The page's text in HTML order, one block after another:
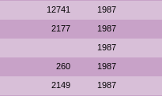
12741 1987
2177 1987
1987
260 1987
2149 1987